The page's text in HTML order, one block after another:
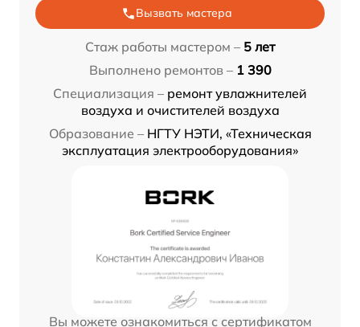
Вызвать мастера
Стаж работы мастером – 5 лет
Выполнено ремонтов – 1 390
Специализация – ремонт увлажнителей
воздуха и очистителей воздуха
Образование – НГТУ НЭТИ, «Техническая
эксплуатация электрооборудования»
Вы можете ознакомиться с сертификатом